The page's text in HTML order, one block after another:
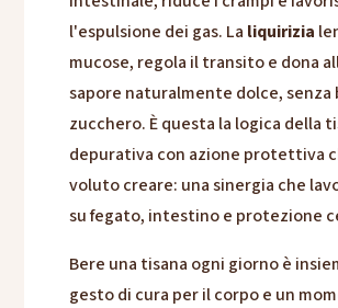
l'espulsione dei gas. La liquirizia
mucose, regola il transito e dona
sapore naturalmente dolce, senza
zucchero. È questa la logica della
depurativa con azione protettiva
voluto creare: una sinergia che
su fegato, intestino e protezione
Bere una tisana ogni giorno è
gesto di cura per il corpo e un